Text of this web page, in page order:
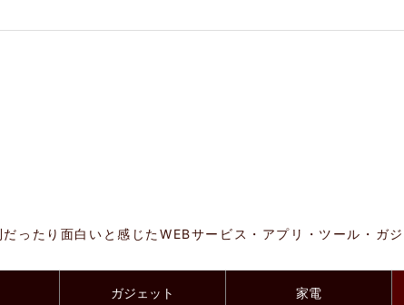
ったり面白いと感じたWEBサービス・アプリ・ツール・ガ
ガジェット 家電